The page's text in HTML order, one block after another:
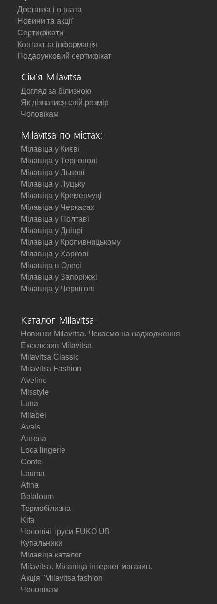
Доставка і оплата
Новини та акції
Сертифікати
Контактна інформація
Подарунковий сертифікат
Сім'я Milavitsa
Догляд за білизною
Як дізнатися свій розмір
Чоловікам
Milavitsa по містах:
Мілавіца у Києві
Мілавіца у Тернополі
Мілавіца у Львові
Мілавіца у Луцьку
Мілавіца у Кременчуці
Мілавіца у Черкасах
Мілавіца у Полтаві
Мілавіца у Дніпрі
Мілавіца у Кропивницькому
Мілавіца у Харкові
Мілавіца в Одесі
Мілавіца у Запоріжжі
Мілавіца у Чернігові
Каталог Milavitsa
Новинки Milavitsa. Чекаємо на надходження
Ексклюзив Milavitsa
Milavitsa Classic
Milavitsa Fashion
Aveline
Misstyle
Luna
Milabel
Avals
Ангела
Loca lingerie
Conte
Lauma
Afina
Balaloum
Термобілизна
Kifa
Чоловічі труси FUKO UB
Купальники
Мілавіца каталог
Milavitsa. Мілавіца інтернет магазин.
Акція "Milavitsa fashion
Чоловікам